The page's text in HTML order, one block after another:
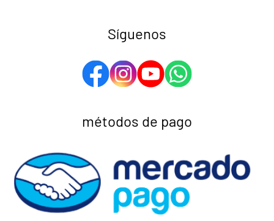
Síguenos
métodos de pago